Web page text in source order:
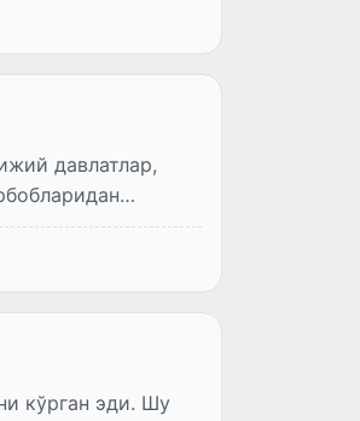
давлатлар,
кўрган эди. Шу